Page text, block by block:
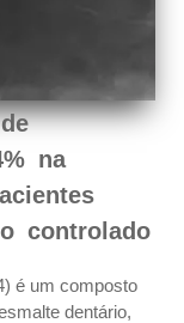
na
controlado
é um composto
dentário,